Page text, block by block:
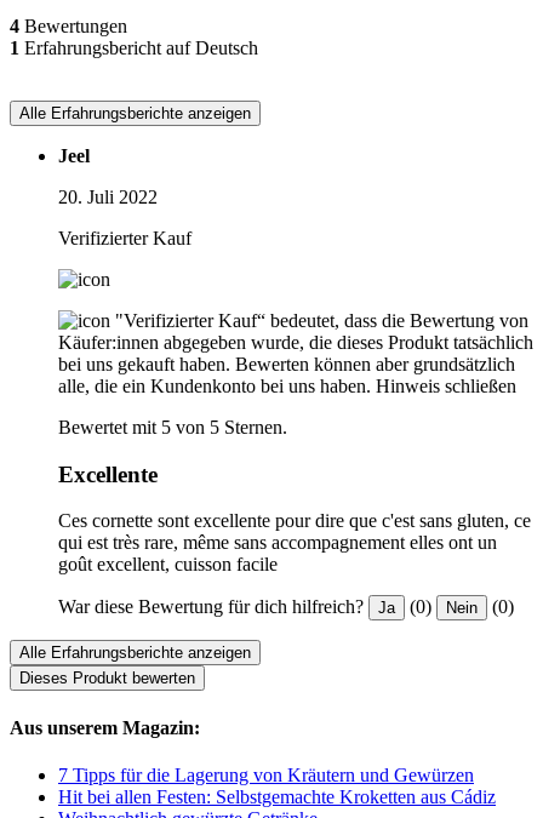
4 Bewertungen
1 Erfahrungsbericht auf Deutsch
Alle Erfahrungsberichte anzeigen
Jeel
20. Juli 2022
Verifizierter Kauf
"Verifizierter Kauf“ bedeutet, dass die Bewertung von
Käufer:innen abgegeben wurde, die dieses Produkt tatsächlich
bei uns gekauft haben. Bewerten können aber grundsätzlich
alle, die ein Kundenkonto bei uns haben. Hinweis schließen
Bewertet mit 5 von 5 Sternen.
Excellente
Ces cornette sont excellente pour dire que c'est sans gluten, ce
qui est très rare, même sans accompagnement elles ont un
goût excellent, cuisson facile
War diese Bewertung für dich hilfreich? Ja (0) Nein (0)
Alle Erfahrungsberichte anzeigen
Dieses Produkt bewerten
Aus unserem Magazin:
7 Tipps für die Lagerung von Kräutern und Gewürzen
Hit bei allen Festen: Selbstgemachte Kroketten aus Cádiz